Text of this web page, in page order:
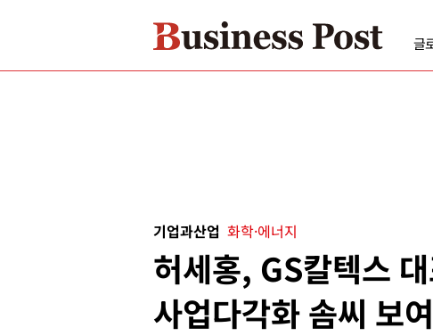
글
기업과산업 화학·에너지
허세홍, GS칼텍스
사업다각화 솜씨 보